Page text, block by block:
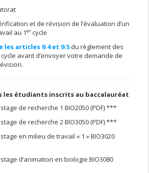
et de révision de l’évaluation d’un
au 1er cycle
les articles 9.4 et 9.5 du règlement des
avant d’envoyer votre demande de
les étudiants inscrits au baccalauréat
de recherche 1 BIO2050 (PDF)***
de recherche 2 BIO3050 (PDF)***
en milieu de travail « 1 » BIO3020
d’animation en biologie BIO3080